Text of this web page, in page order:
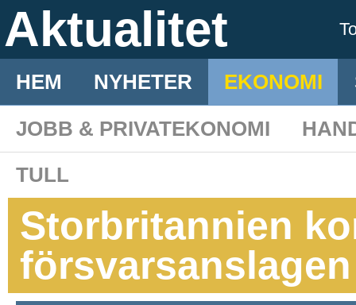
Aktualitet
HEM NYHETER EKONOMI
JOBB & PRIVATEKONOMI
TULL
Storbritannien